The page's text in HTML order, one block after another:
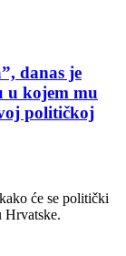
danas je
u kojem mu
političkoj
će se politički
Hrvatske.